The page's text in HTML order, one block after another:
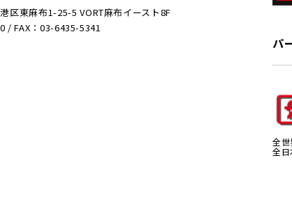
区東麻布1-25-5 VORT麻布イースト8F
/ FAX：03-6435-5341
パ
全
全